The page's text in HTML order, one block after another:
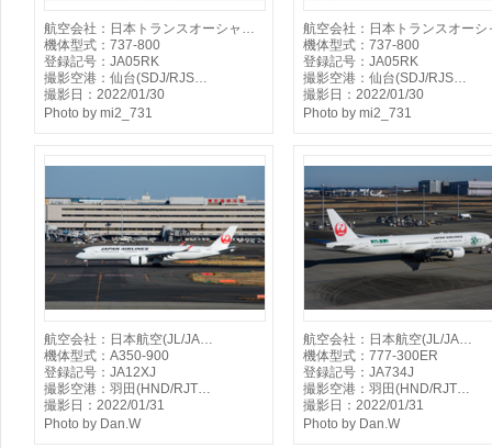
航空会社：日本トランスオーシャ…
機体型式：737-800
登録記号：JA05RK
撮影空港：仙台(SDJ/RJS…
撮影日：2022/01/30
Photo by mi2_731
航空会社：日本トランスオー
機体型式：737-800
登録記号：JA05RK
撮影空港：仙台(SDJ/RJS…
撮影日：2022/01/30
Photo by mi2_731
航空会社：日本航空(JL/JA…
機体型式：A350-900
登録記号：JA12XJ
撮影空港：羽田(HND/RJT…
撮影日：2022/01/31
Photo by Dan.W
航空会社：日本航空(JL/JA…
機体型式：777-300ER
登録記号：JA734J
撮影空港：羽田(HND/RJT…
撮影日：2022/01/31
Photo by Dan.W